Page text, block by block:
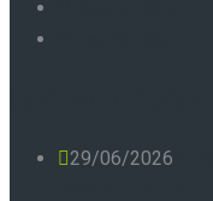
29/06/2026